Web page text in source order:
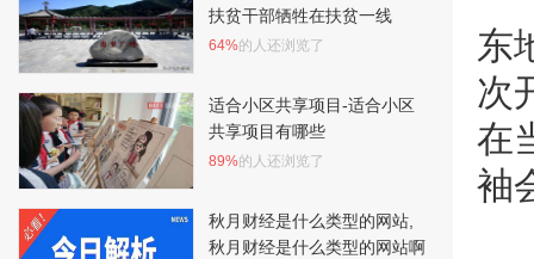
东
次
在
袖
扶贫干部牺牲在扶贫一线
64%的人还浏览了
适合小区共享项目-适合小区
共享项目有哪些
89%的人还浏览了
秋月财经是什么类型的网站,
秋月财经是什么类型的网站啊